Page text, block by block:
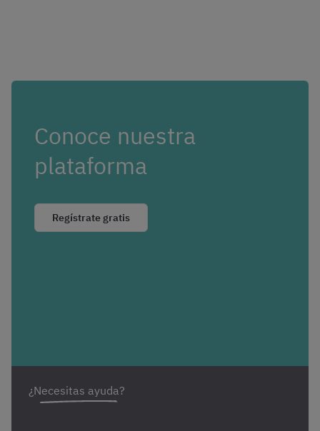
Conoce nuestra
plataforma
Regístrate gratis
¿Necesitas ayuda?